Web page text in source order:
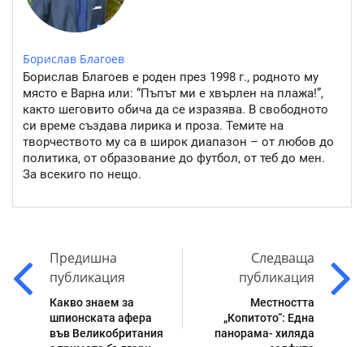
Борислав Благоев
Борислав Благоев е роден през 1998 г., родното му
място е Варна или: “Пъпът ми е хвърлен на плажа!”,
както шеговито обича да се изразява. В свободното
си време създава лирика и проза. Темите на
творчеството му са в широк диапазон – от любов до
политика, от образование до футбол, от теб до мен.
За всекиго по нещо.
Предишна
публикация
Какво знаем за
шпионската афера
във Великобритания
Следваща
публикация
Местността
„Копитото“: Една
панорама- хиляда